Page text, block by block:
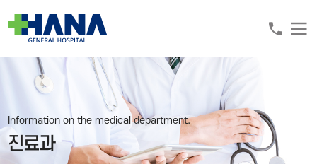
Information on the medical department.
진료과